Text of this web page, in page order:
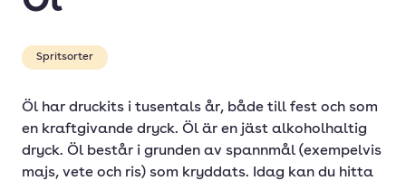
Cocktail
Frisk
Spritsorter
Öl har druckits i tusentals år, både till fest och som
en kraftgivande dryck. Öl är en jäst alkoholhaltig
dryck. Öl består i grunden av spannmål (exempelvis
majs, vete och ris) som kryddats. Idag kan du hitta